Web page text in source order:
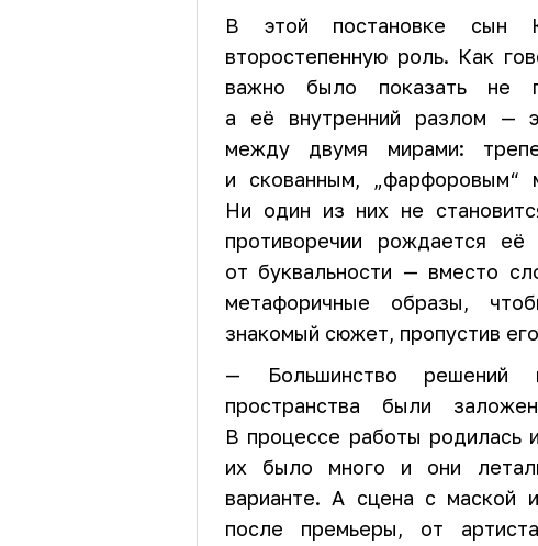
В этой постановке сын
второстепенную роль. Как
важно было показать не
а её внутренний разлом —
между двумя мирами:
и скованным,
Ни один из них не
противоречии рождается
от буквальности — вместо
метафоричные образы,
знакомый сюжет, пропустив
— Большинство решений
пространства были
В процессе работы родилась
их было много и они
варианте. А сцена с маской
после премьеры, от